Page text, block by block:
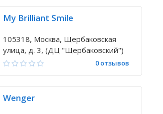
My Brilliant Smile
105318, Москва, Щербаковская
улица, д. 3, (ДЦ "Щербаковский")
0 отзывов
Wenger